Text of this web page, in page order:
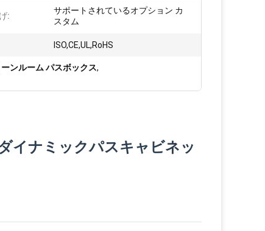
:
サポートされているオプション カ
スタム
ISO,CE,UL,RoHS
ンルーム パスボックス,
イナミックパスキャビネッ